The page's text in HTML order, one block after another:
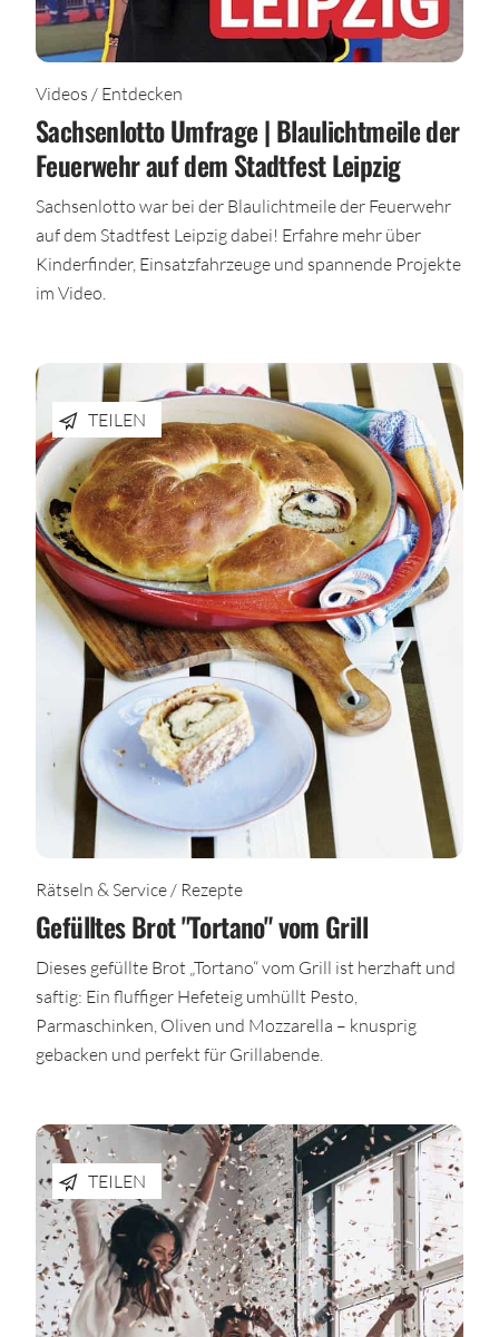
Videos / Entdecken
Sachsenlotto Umfrage | Blaulichtmeile der
Feuerwehr auf dem Stadtfest Leipzig
Sachsenlotto war bei der Blaulichtmeile der Feuerwehr
auf dem Stadtfest Leipzig dabei! Erfahre mehr über
Kinderfinder, Einsatzfahrzeuge und spannende Projekte
im Video.
TEILEN
Rätseln & Service / Rezepte
Gefülltes Brot "Tortano" vom Grill
Dieses gefüllte Brot „Tortano“ vom Grill ist herzhaft und
saftig: Ein fluffiger Hefeteig umhüllt Pesto,
Parmaschinken, Oliven und Mozzarella – knusprig
gebacken und perfekt für Grillabende.
TEILEN